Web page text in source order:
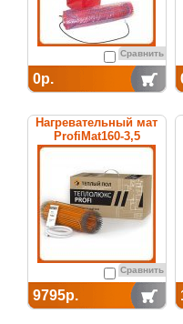
Сравнить
0р.
Нагревательный мат
ProfiMat160-3,5
Сравнить
9795р.